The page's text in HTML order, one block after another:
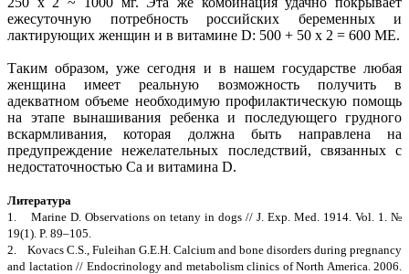
ежесуточную потребность российских беременных и
лактирующих женщин и в витамине D: 500 + 50 х 2 = 600 МЕ.
Таким образом, уже сегодня и в нашем государстве любая
женщина имеет реальную возможность получить в
адекватном объеме необходимую профилактическую помощь
на этапе вынашивания ребенка и последующего грудного
вскармливания, которая должна быть направлена на
предупреждение нежелательных последствий, связанных с
недостаточностью Са и витамина D.
Литература
1. Marine D. Observations on tetany in dogs // J. Exp. Med. 1914. Vol. 1. №
19(1). P. 89–105.
2. Kovacs C.S., Fuleihan G.E.H. Calcium and bone disorders during pregnancy
and lactation // Endocrinology and metabolism clinics of North America. 2006.